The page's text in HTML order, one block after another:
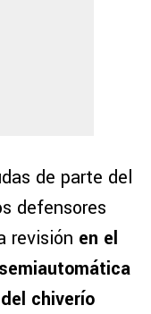
de parte del
defensores
revisión en el
chiverío